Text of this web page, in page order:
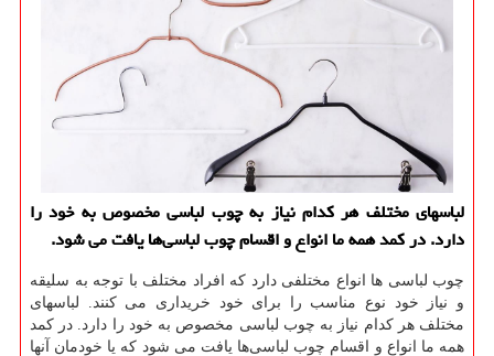
لباسهای مختلف هر كدام نیاز به چوب لباسی مخصوص به خود را
دارد. در كمد همه ما انواع و اقسام چوب ‌لباسی‌ها یافت می شود.
چوب لباسی ها انواع مختلفی دارد که افراد مختلف با توجه به سلیقه
و نیاز خود نوع مناسب را برای خود خریداری می کنند. لباسهای
مختلف هر کدام نیاز به چوب لباسی مخصوص به خود را دارد. در کمد
همه ما انواع و اقسام چوب ‌لباسی‌ها یافت می شود که یا خودمان آنها